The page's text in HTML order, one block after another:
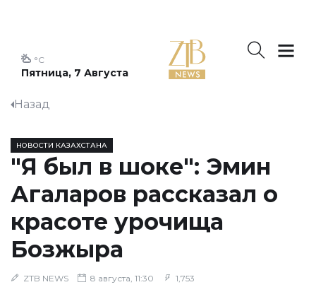
Пятница, 7 Августа
°C
Назад
НОВОСТИ КАЗАХСТАНА
"Я был в шоке": Эмин
Агаларов рассказал о
красоте урочища
Бозжыра
ZTB NEWS 8 августа, 11:30 1,753